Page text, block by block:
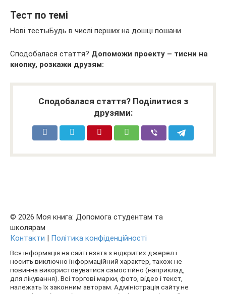
Тест по темі
Нові тестыБудь в числі перших на дошці пошани
Сподобалася стаття? Допоможи проекту – тисни на
кнопку, розкажи друзям:
Сподобалася стаття? Поділитися з
друзями:
© 2026 Моя книга: Допомога студентам та
школярам
Контакти | Політика конфіденційності
Вся інформація на сайті взята з відкритих джерел і
носить виключно інформаційний характер, також не
повинна використовуватися самостійно (наприклад,
для лікування). Всі торгові марки, фото, відео і текст,
належать їх законним авторам. Адміністрація сайту не